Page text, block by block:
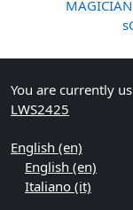
You are currently
LWS2425
English ‎(en)‎
English ‎(en)‎
Italiano ‎(it)‎